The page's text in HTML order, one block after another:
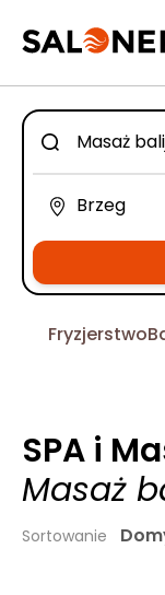
Fryzjerstwo
SPA i
Masaż
Sortowanie